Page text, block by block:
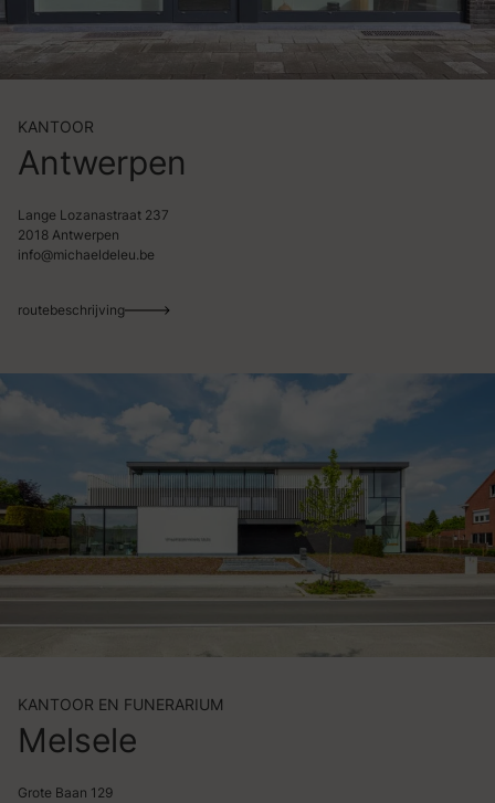
KANTOOR
Antwerpen
Lange Lozanastraat 237
2018 Antwerpen
info@michaeldeleu.be
routebeschrijving
KANTOOR EN FUNERARIUM
Melsele
Grote Baan 129